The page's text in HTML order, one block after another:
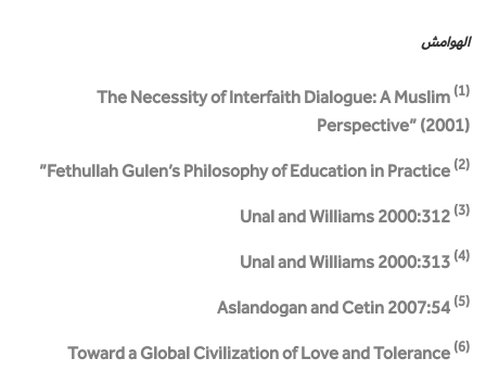
الهوامش
(1)
The Necessity of Interfaith Dialogue: A Muslim
Perspective” (2001)
(2)
(3)
(4)
(5)
(6)